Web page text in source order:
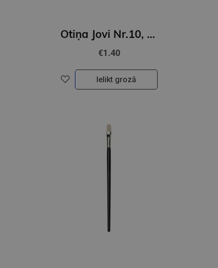
Otiņa Jovi Nr.10, cūkas, plakana
€1.40
Ielikt grozā